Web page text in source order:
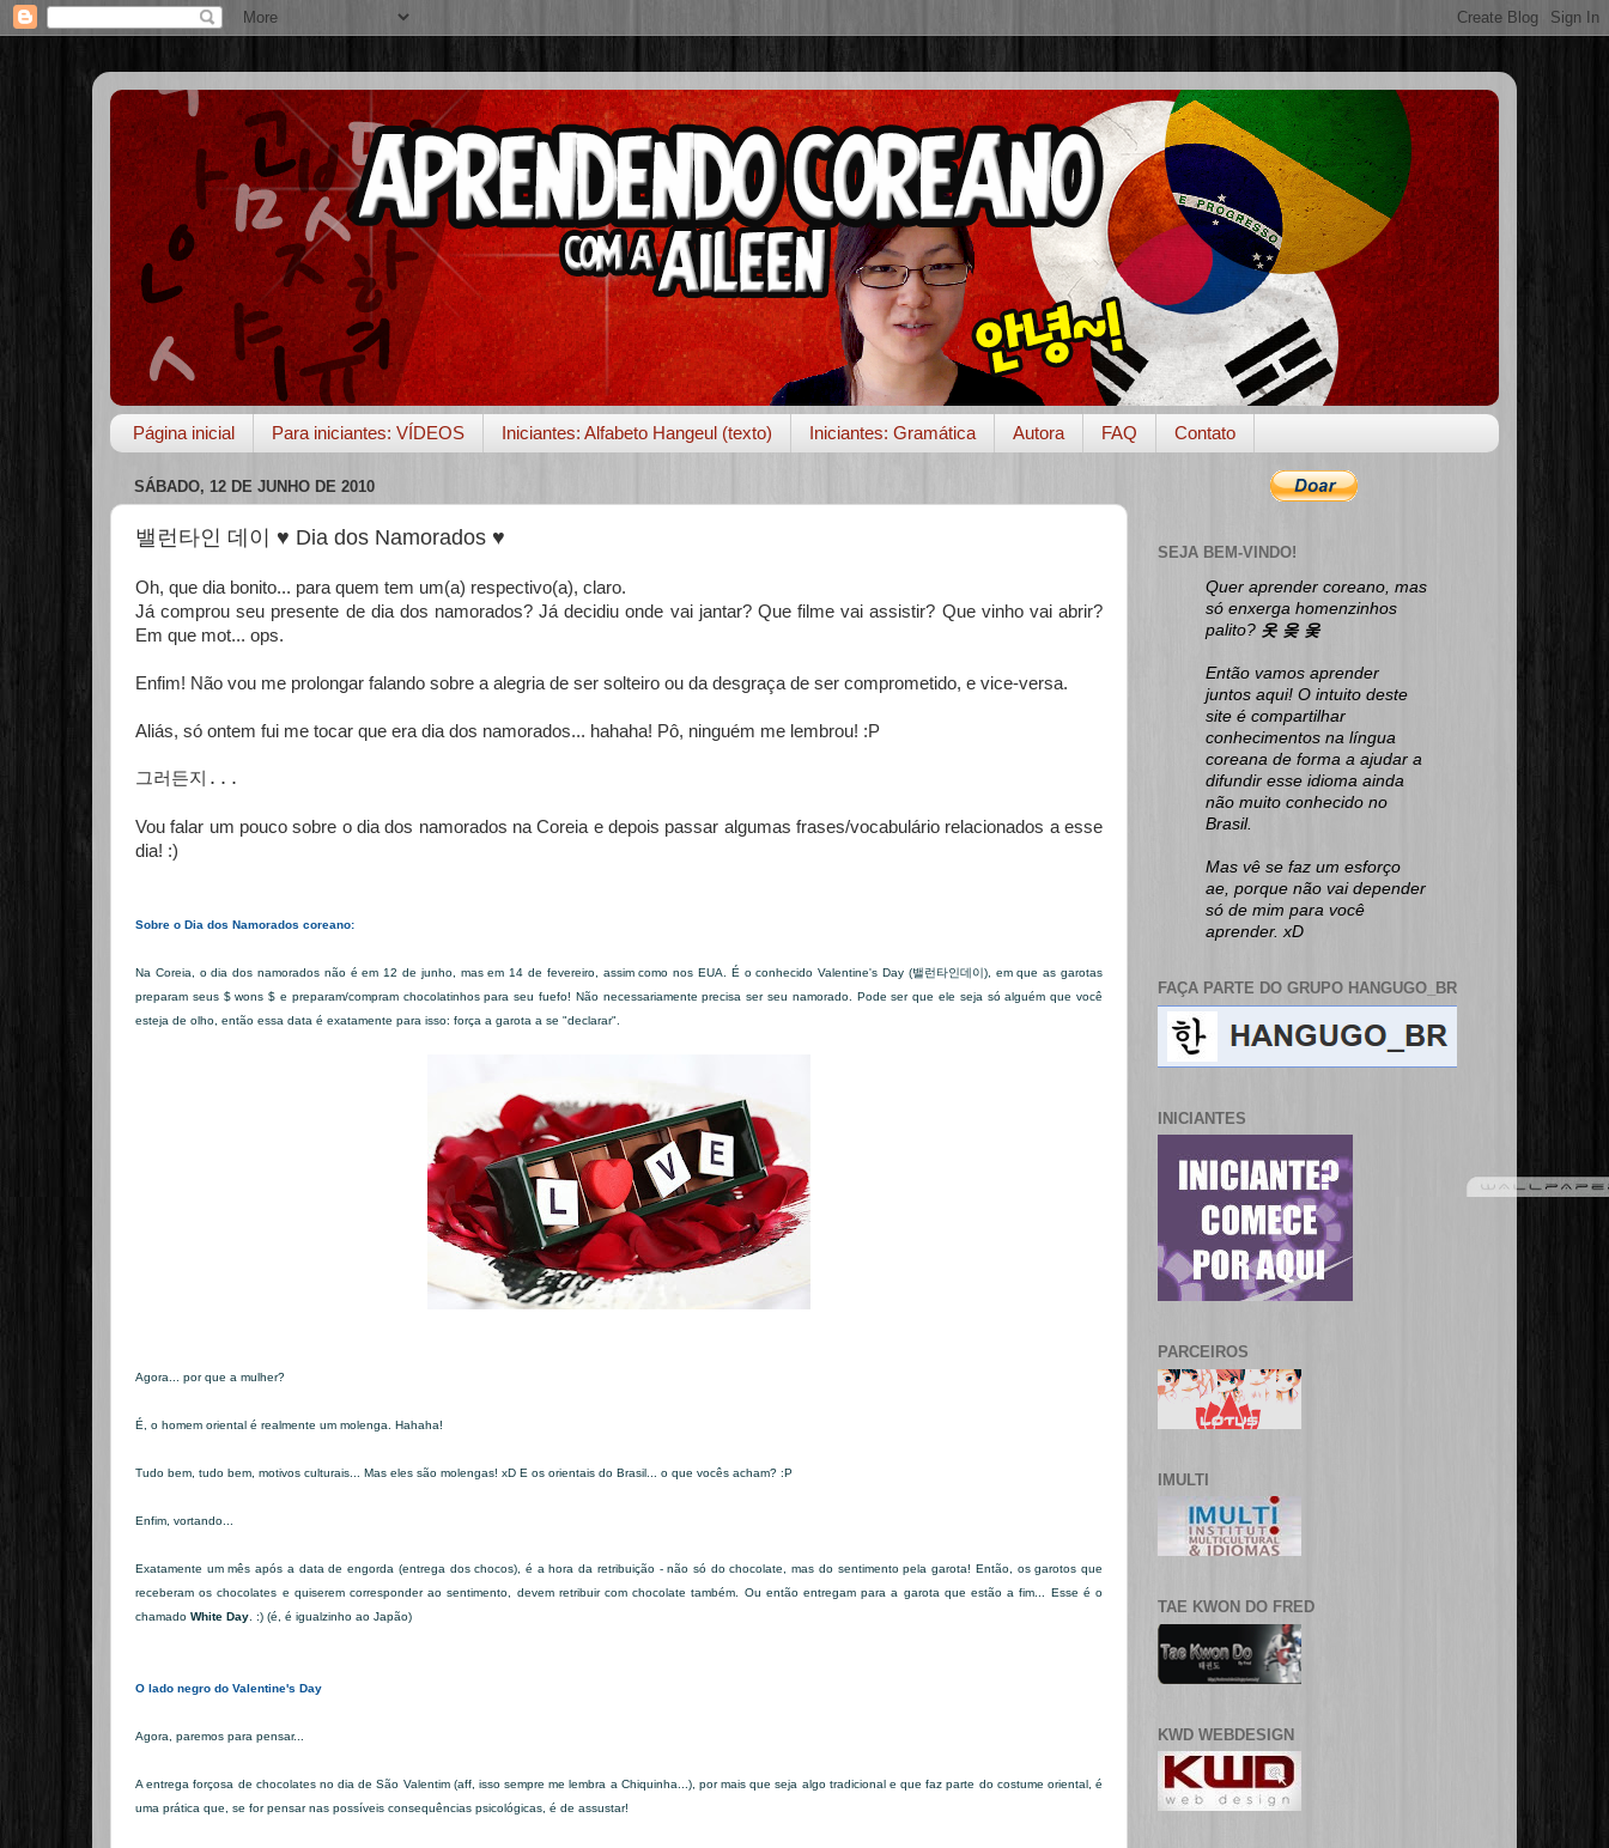
Página inicial Para iniciantes: VÍDEOS Iniciantes: Alfabeto Hangeul (texto) Iniciantes: Gramática Autora FAQ Contato
SÁBADO, 12 DE JUNHO DE 2010
밸런타인 데이 ♥ Dia dos Namorados ♥
Oh, que dia bonito... para quem tem um(a) respectivo(a), claro.
Já comprou seu presente de dia dos namorados? Já decidiu onde vai jantar? Que filme vai assistir? Que vinho vai abrir?
Em que mot... ops.
Enfim! Não vou me prolongar falando sobre a alegria de ser solteiro ou da desgraça de ser comprometido, e vice-versa.
Aliás, só ontem fui me tocar que era dia dos namorados... hahaha! Pô, ninguém me lembrou! :P
그러든지...
Vou falar um pouco sobre o dia dos namorados na Coreia e depois passar algumas frases/vocabulário relacionados a esse
dia! :)
Sobre o Dia dos Namorados coreano:
Na Coreia, o dia dos namorados não é em 12 de junho, mas em 14 de fevereiro, assim como nos EUA. É o conhecido Valentine's Day (밸런타인데이 ), em que as garotas
preparam seus $ wons $ e preparam/compram chocolatinhos para seu fuefo! Não necessariamente precisa ser seu namorado. Pode ser que ele seja só alguém que você
esteja de olho, então essa data é exatamente para isso: força a garota a se "declarar".
Agora... por que a mulher?
É, o homem oriental é realmente um molenga. Hahaha!
Tudo bem, tudo bem, motivos culturais... Mas eles são molengas! xD E os orientais do Brasil... o que vocês acham? :P
Enfim, vortando...
Exatamente um mês após a data de engorda (entrega dos chocos), é a hora da retribuição - não só do chocolate, mas do sentimento pela garota! Então, os garotos que
receberam os chocolates e quiserem corresponder ao sentimento, devem retribuir com chocolate também. Ou então entregam para a garota que estão a fim... Esse é o
chamado White Day . :) (é, é igualzinho ao Japão)
O lado negro do Valentine's Day
Agora, paremos para pensar...
A entrega forçosa de chocolates no dia de São Valentim (aff, isso sempre me lembra a Chiquinha...), por mais que seja algo tradicional e que faz parte do costume oriental, é
uma prática que, se for pensar nas possíveis consequências psicológicas, é de assustar!
SEJA BEM-VINDO!
Quer aprender coreano, mas
só enxerga homenzinhos
palito? 옷 옺 웆
Então vamos aprender
juntos aqui! O intuito deste
site é compartilhar
conhecimentos na língua
coreana de forma a ajudar a
difundir esse idioma ainda
não muito conhecido no
Brasil.
Mas vê se faz um esforço
ae, porque não vai depender
só de mim para você
aprender. xD
FAÇA PARTE DO GRUPO HANGUGO_BR
INICIANTES
PARCEIROS
IMULTI
TAE KWON DO FRED
KWD WEBDESIGN